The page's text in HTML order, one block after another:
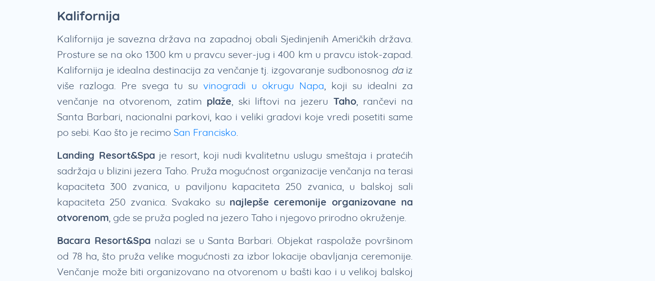
Kalifornija
Kalifornija je savezna država na zapadnoj obali Sjedinjenih Američkih država.
Prosture se na oko 1300 km u pravcu sever-jug i 400 km u pravcu istok-zapad.
Kalifornija je idealna destinacija za venčanje tj. izgovaranje sudbonosnog daiz
više razloga. Pre svega tu suvinogradi u okrugu Napa, koji su idealni za
venčanje na otvorenom, zatim plaže, ski liftovi na jezeru Taho, rančevi na
Santa Barbari, nacionalni parkovi, kao i veliki gradovi koje vredi posetiti same
po sebi. Kao što je recimo San Francisko.
Landing Resort&Spaje resort, koji nudi kvalitetnu uslugu smeštaja i pratećih
sadržaja u blizini jezera Taho. Pruža mogućnost organizacije venčanja na terasi
kapaciteta 300 zvanica, u paviljonu kapaciteta 250 zvanica, u balskoj sali
kapaciteta 250 zvanica. Svakako su najlepše ceremonije organizovane na
otvorenom, gde se pruža pogled na jezero Taho i njegovo prirodno okruženje.
Bacara Resort&Spanalazi se u Santa Barbari. Objekat raspolaže površinom
od 78 ha, što pruža velike mogućnosti za izbor lokacije obavljanja ceremonije.
Venčanje može biti organizovano na otvorenom u bašti kao i u velikoj balskoj